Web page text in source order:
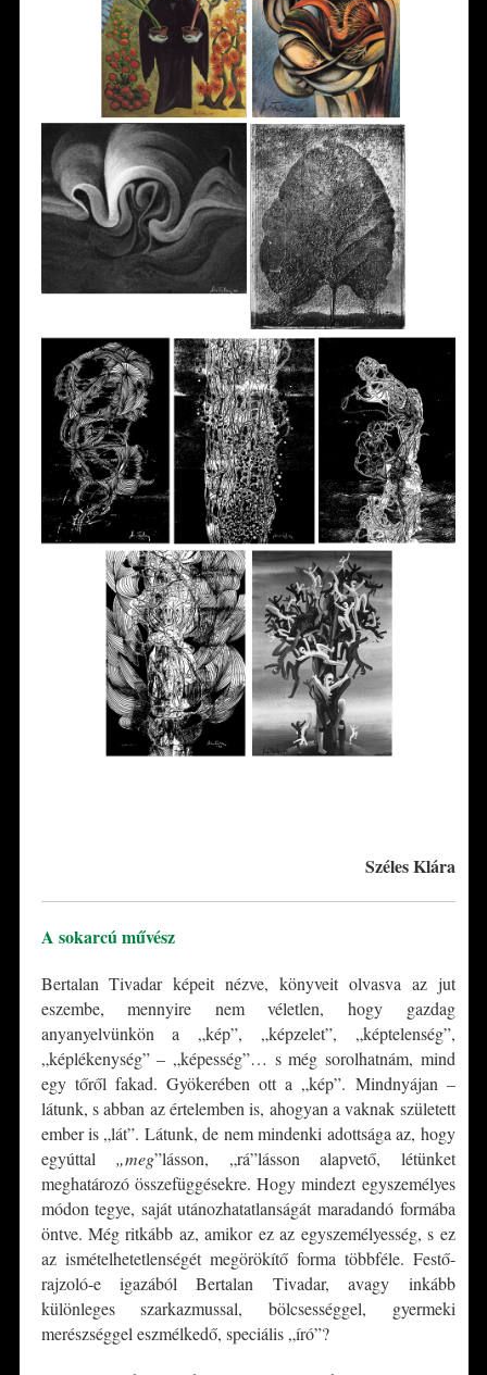
Széles Klára
A sokarcú művész
Bertalan Tivadar képeit nézve, könyveit olvasva az jut
eszembe, mennyire nem véletlen, hogy gazdag
anyanyelvünkön a „kép”, „képzelet”, „képtelenség”,
„képlékenység” – „képesség”… s még sorolhatnám, mind
egy tőről fakad. Gyökerében ott a „kép”. Mindnyájan –
látunk, s abban az értelemben is, ahogyan a vaknak született
ember is „lát”. Látunk, de nem mindenki adottsága az, hogy
egyúttal „meg”lásson, „rá”lásson alapvető, létünket
meghatározó összefüggésekre. Hogy mindezt egyszemélyes
módon tegye, saját utánozhatatlanságát maradandó formába
öntve. Még ritkább az, amikor ez az egyszemélyesség, s ez
az ismételhetetlenségét megörökítő forma többféle. Festő-
rajzoló-e igazából Bertalan Tivadar, avagy inkább
különleges szarkazmussal, bölcsességgel, gyermeki
merészséggel eszmélkedő, speciális „író”?